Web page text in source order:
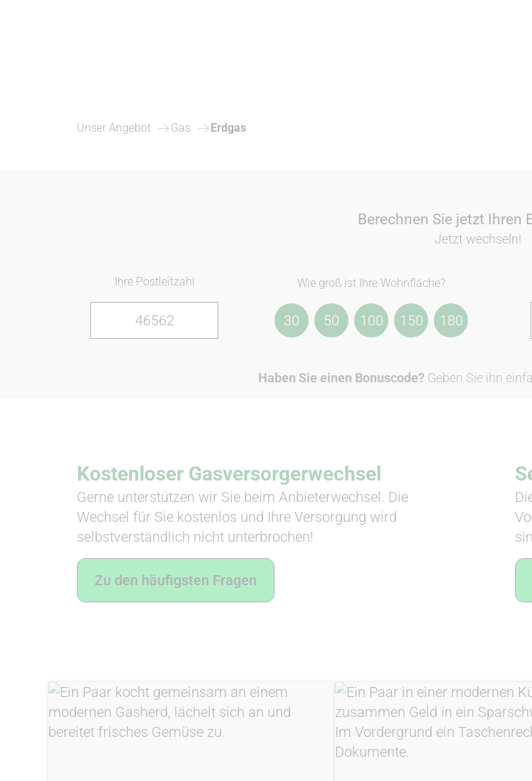
Unser Angebot Gas Erdgas
Berechnen Sie jetzt Ihren
Jetzt wechseln!
Ihre Postleitzahl Wie groß ist Ihre Wohnfläche?
30 50 100 150 180
Haben Sie einen Bonuscode? Geben Sie ihn
Kostenloser Gasversorgerwechsel
Gerne unterstützen wir Sie beim Anbieterwechsel. Die
Wechsel für Sie kostenlos und Ihre Versorgung wird
selbstverständlich nicht unterbrochen!
Zu den häufigsten Fragen